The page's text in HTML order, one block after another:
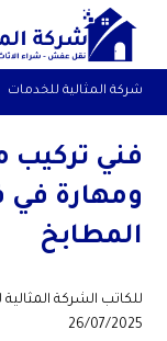
شركة المثالية للخدمات
فني تركيب
ومهارة
المطابخ
للكاتب الشركة
26/07/2025